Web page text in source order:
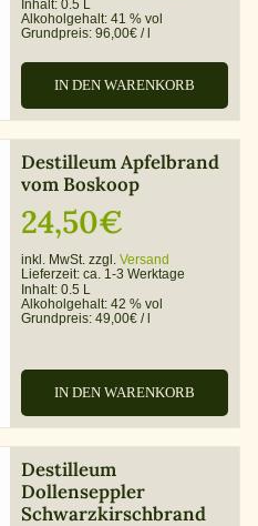
Inhalt: 0.5 L
Alkoholgehalt: 41 % vol
Grundpreis: 96,00€ /
IN DEN WARENKORB
Destilleum Apfelbrand
vom Boskoop
24,50€
inkl. MwSt. zzgl. Versand
Lieferzeit: ca. 1-3 Werktage
Inhalt: 0.5 L
Alkoholgehalt: 42 % vol
Grundpreis: 49,00€ /l
IN DEN WARENKORB
Destilleum
Dollenseppler
Schwarzkirschbrand